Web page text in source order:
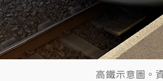
高鐵示意圖。